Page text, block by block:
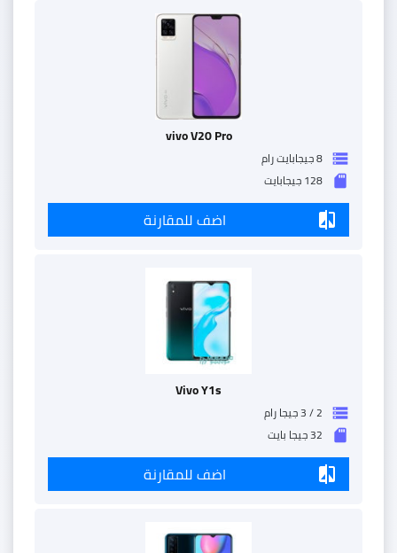
vivo V20 Pro
storage 8 جيجابايت رام
sd_storage 128 جيجابايت
compare اضف للمقارنة
Vivo Y1s
storage 2 / 3 جيجا رام
sd_storage 32 جيجا بايت
compare اضف للمقارنة